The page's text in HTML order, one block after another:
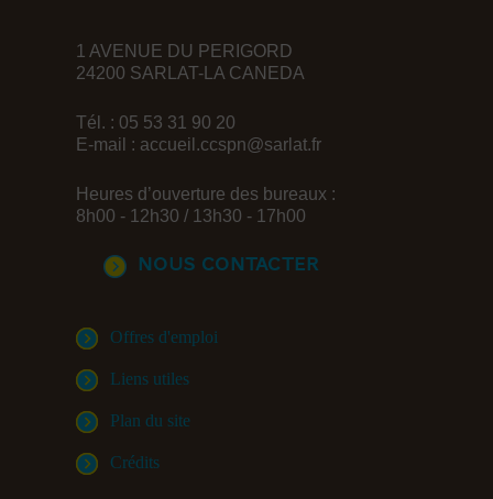
1 AVENUE DU PERIGORD
24200 SARLAT-LA CANEDA
Tél. : 05 53 31 90 20
E-mail : accueil.ccspn@sarlat.fr
Heures d’ouverture des bureaux :
8h00 - 12h30 / 13h30 - 17h00
Nous contacter
Offres d'emploi
Liens utiles
Plan du site
Crédits